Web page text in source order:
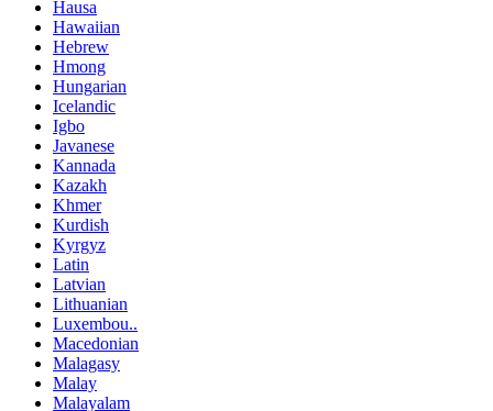
Hausa
Hawaiian
Hebrew
Hmong
Hungarian
Icelandic
Igbo
Javanese
Kannada
Kazakh
Khmer
Kurdish
Kyrgyz
Latin
Latvian
Lithuanian
Luxembou..
Macedonian
Malagasy
Malay
Malayalam